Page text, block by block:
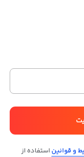
و قوانین استفاده از